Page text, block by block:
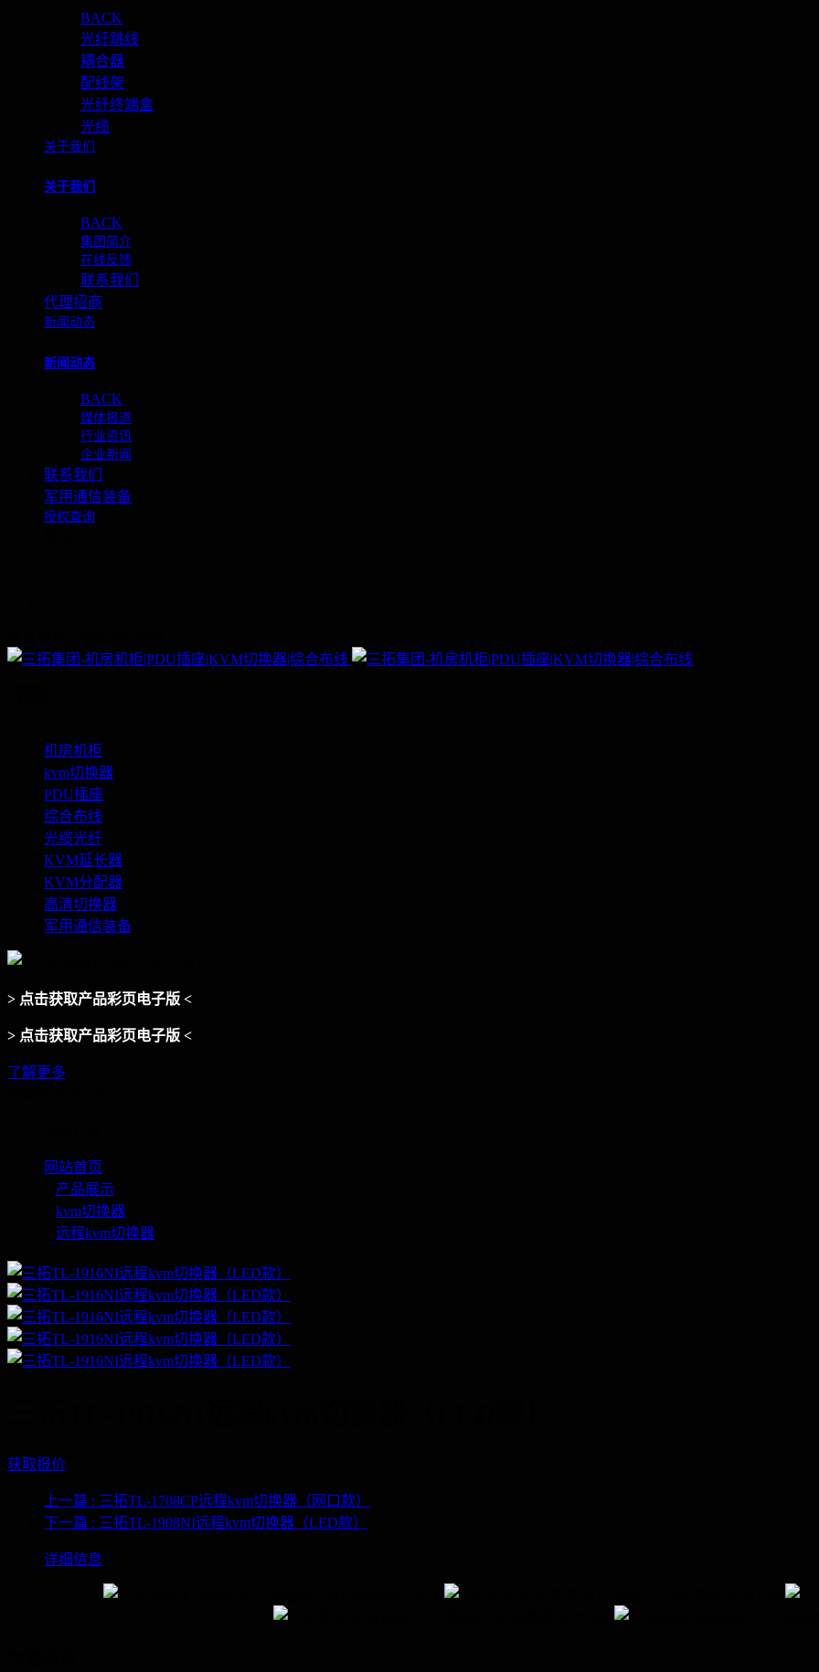
BACK
光纤跳线
耦合器
配线架
光纤终端盒
光缆
关于我们
关于我们
BACK
集团简介
在线反馈
联系我们
代理招商
新闻动态
新闻动态
BACK
媒体报道
行业资讯
企业新闻
联系我们
军用通信装备
授权查询
机房机柜
kvm切换器
PDU插座
综合布线
光缆光纤
KVM延长器
KVM分配器
高清切换器
军用通信装备
> 点击获取产品彩页电子版 <
> 点击获取产品彩页电子版 <
了解更多
网站首页
产品展示
kvm切换器
远程kvm切换器
获取报价
上一篇 : 三拓TL-1708CP远程kvm切换器（网口款）
下一篇 : 三拓TL-1908NI远程kvm切换器（LED款）
详细信息